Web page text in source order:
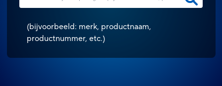
(bijvoorbeeld: merk, productnaam,
productnummer, etc.)